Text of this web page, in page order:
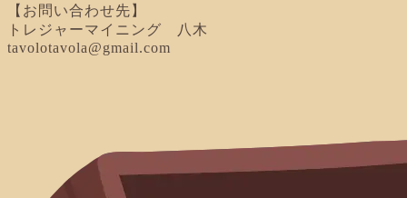
【お問い合わせ先】
トレジャーマイニング 八木
tavolotavola@gmail.com